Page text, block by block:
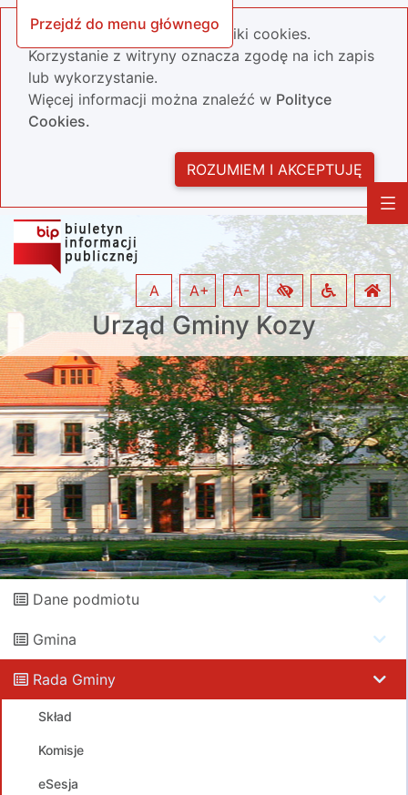
Przejdź do menu głównego
Nasza strona wykorzystuje pliki cookies.
Korzystanie z witryny oznacza zgodę na ich zapis
lub wykorzystanie.
Więcej informacji można znaleźć w Polityce
Cookies.
ROZUMIEM I AKCEPTUJĘ
Urząd Gminy Kozy
A A+ A-
Dane podmiotu
Gmina
Rada Gminy
Skład
Komisje
eSesja